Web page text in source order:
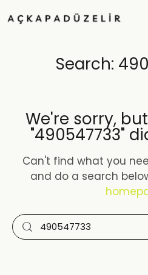
Search:
We're sorry,
"490547733"
Can't find what you
and do a search